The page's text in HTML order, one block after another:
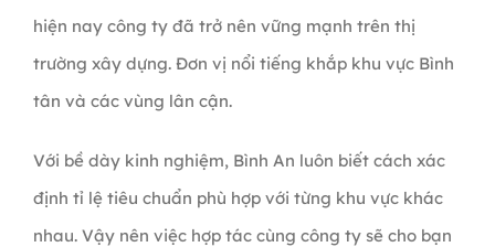
hiện nay công ty đã trở nên vững mạnh trên thị
trường xây dựng. Đơn vị nổi tiếng khắp khu vực Bình
tân và các vùng lân cận.
Với bề dày kinh nghiệm, Bình An luôn biết cách xác
định tỉ lệ tiêu chuẩn phù hợp với từng khu vực khác
nhau. Vậy nên việc hợp tác cùng công ty sẽ cho bạn